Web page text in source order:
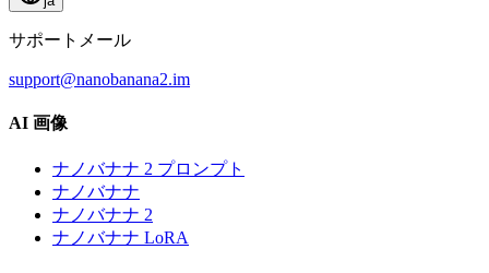
サポートメール
support@nanobanana2.im
AI 画像
ナノバナナ 2 プロンプト
ナノバナナ
ナノバナナ 2
ナノバナナ LoRA